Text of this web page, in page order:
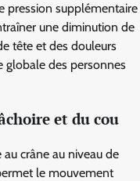
pression supplémentaire
une diminution de
tête et des douleurs
globale des personnes
et du cou
crâne au niveau de
le mouvement